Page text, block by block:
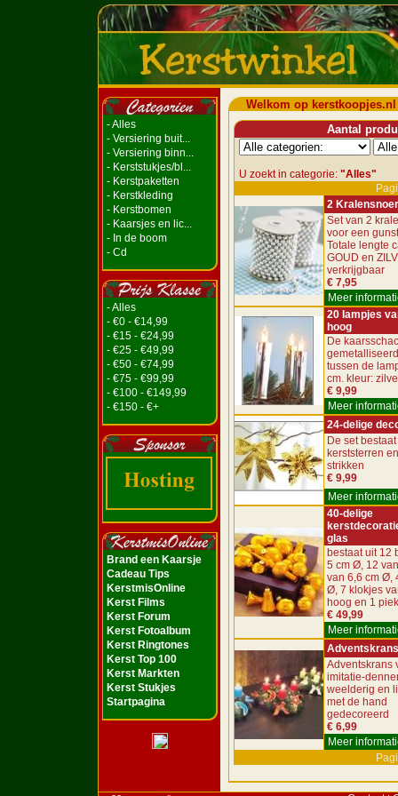
- Alles
- Versiering buit...
- Versiering binn...
- Kerststukjes/bl...
- Kerstpaketten
- Kerstkleding
- Kerstbomen
- Kaarsjes en lic...
- In de boom
- Cd
- Alles
- €0 - €14,99
- €15 - €24,99
- €25 - €49,99
- €50 - €74,99
- €75 - €99,99
- €100 - €149,99
- €150 - €+
Brand een Kaarsje
Cadeau Tips
KerstmisOnline
Kerst Films
Kerst Forum
Kerst Fotoalbum
Kerst Ringtones
Kerst Top 100
Kerst Markten
Kerst Stukjes
Startpagina
Welkom op kerstkoopjes.nl
Aantal
U zoekt in categorie: "Alles"
2
Set van 2
voor een
Totale lengte
GOUD en
verkrijgbaar
€ 7,95
Meer
20 lampjes
hoog
De
tussen de
cm. kleur:
€ 9,99
Meer
24-delige
De set
kerststerren
strikken
€ 9,99
Meer
40-delige
glas
bestaat uit 12
5 cm Ø, 12
van 6,6 cm Ø,
Ø, 7 klokjes
hoog en 1
€ 49,99
Meer
Adventskrans
Adventskrans
imitatie-
weelderig en
met de hand
gedecoreerd
€ 6,99
Meer